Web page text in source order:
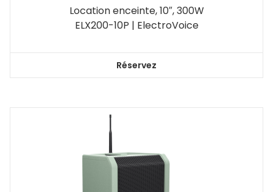
Location enceinte, 10″, 300W
ELX200-10P | ElectroVoice
Réservez